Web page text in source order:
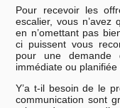
Pour recevoir les
escalier, vous n’avez
en n’omettant pas
ci puissent vous
pour une
immédiate ou
Y’a t-il besoin de le
communication sont